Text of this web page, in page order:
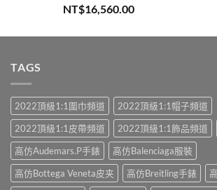
評分5.00
滿分 5
NT$16,560.00
TAGS
2022頂級1:1圍巾頻道
2022頂級1:1帽子頻道
2022頂級1:1皮帶頻道
2022頂級1:1飾品頻道
高仿Audemars.P手錶
高仿Balenciaga服裝
高仿Bottega Veneta皮夹
高仿Breitling手錶